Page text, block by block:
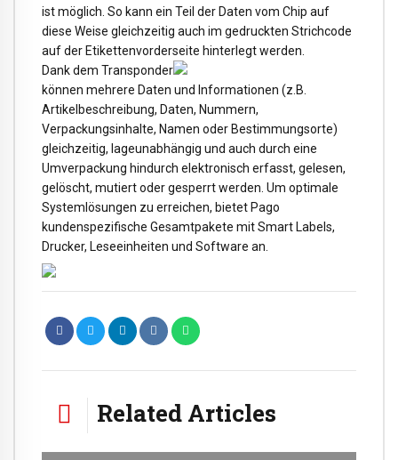
ist möglich. So kann ein Teil der Daten vom Chip auf
diese Weise gleichzeitig auch im gedruckten Strichcode
auf der Etikettenvorderseite hinterlegt werden.
Dank dem Transponder
können mehrere Daten und Informationen (z.B.
Artikelbeschreibung, Daten, Nummern,
Verpackungsinhalte, Namen oder Bestimmungsorte)
gleichzeitig, lageunabhängig und auch durch eine
Umverpackung hindurch elektronisch erfasst, gelesen,
gelöscht, mutiert oder gesperrt werden. Um optimale
Systemlösungen zu erreichen, bietet Pago
kundenspezifische Gesamtpakete mit Smart Labels,
Drucker, Leseeinheiten und Software an.
Related Articles